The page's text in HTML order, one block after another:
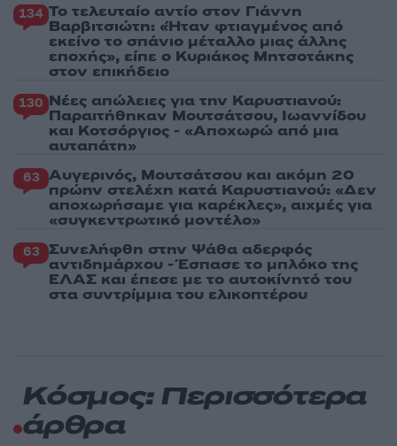
134 Το τελευταίο αντίο στον Γιάννη
Βαρβιτσιώτη: «Ήταν φτιαγμένος από
εκείνο το σπάνιο μέταλλο μιας άλλης
εποχής», είπε ο Κυριάκος Μητσοτάκης
στον επικήδειο
130 Νέες απώλειες για την Καρυστιανού:
Παραιτήθηκαν Μουτσάτσου, Ιωαννίδου
και Κοτσόργιος - «Αποχωρώ από μια
αυταπάτη»
63 Αυγερινός, Μουτσάτσου και ακόμη 20
πρώην στελέχη κατά Καρυστιανού: «Δεν
αποχωρήσαμε για καρέκλες», αιχμές για
«συγκεντρωτικό μοντέλο»
63 Συνελήφθη στην Ψάθα αδερφός
αντιδημάρχου - Έσπασε το μπλόκο της
ΕΛΑΣ και έπεσε με το αυτοκίνητό του
στα συντρίμμια του ελικοπτέρου
Κόσμος: Περισσότερα
άρθρα